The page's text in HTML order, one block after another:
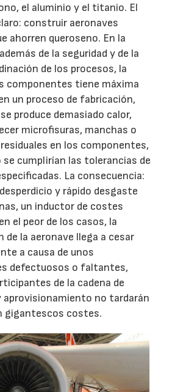
el aluminio y el titanio. El
construir aeronaves
ahorren queroseno. En la
de la seguridad y de la
de los procesos, la
componentes tiene máxima
un proceso de fabricación,
produce demasiado calor,
microfisuras, manchas o
en los componentes,
se cumplirían las tolerancias de
La consecuencia:
y rápido desgaste
un inductor de costes
el peor de los casos, la
la aeronave llega a cesar
a causa de unos
defectuosos o faltantes,
de la cadena de
aprovisionamiento no tardarán
gigantescos costes.